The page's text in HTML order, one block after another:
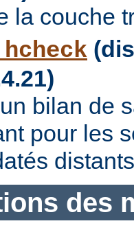
la couche
bilan de
pour les
des